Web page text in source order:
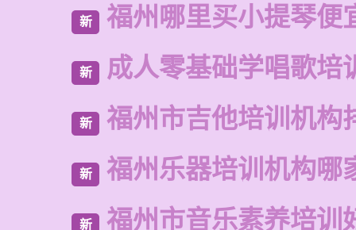
新 福州哪里买小提琴便
新 成人零基础学唱歌培
新 福州市吉他培训机构
新 福州乐器培训机构哪
新 福州市音乐素养培训